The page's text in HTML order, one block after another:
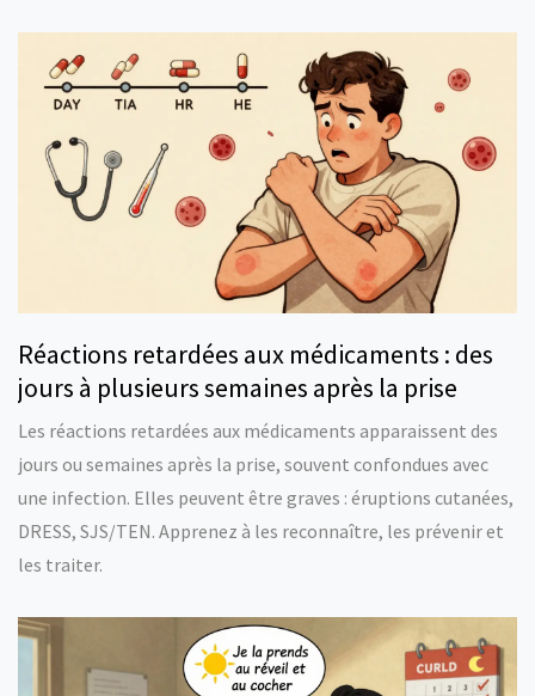
Réactions retardées aux médicaments : des
jours à plusieurs semaines après la prise
Les réactions retardées aux médicaments apparaissent des
jours ou semaines après la prise, souvent confondues avec
une infection. Elles peuvent être graves : éruptions cutanées,
DRESS, SJS/TEN. Apprenez à les reconnaître, les prévenir et
les traiter.